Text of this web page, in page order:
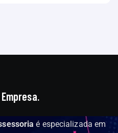
é especializada em